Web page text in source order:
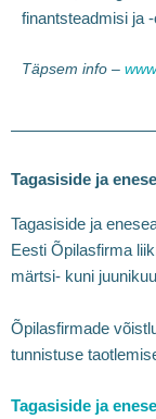
finantsteadmisi ja
Täpsem info –
Tagasiside ja
Tagasiside ja
Eesti Õpilasfirma
märtsi- kuni
Õpilasfirmade
tunnistuse
Tagasiside ja